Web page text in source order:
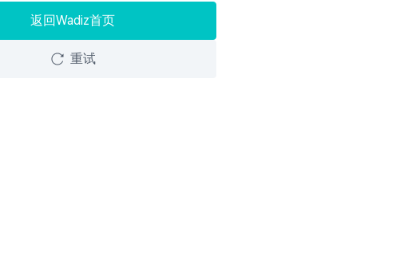
返回Wadiz首页
重试